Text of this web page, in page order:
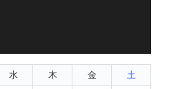
水 木 金
土